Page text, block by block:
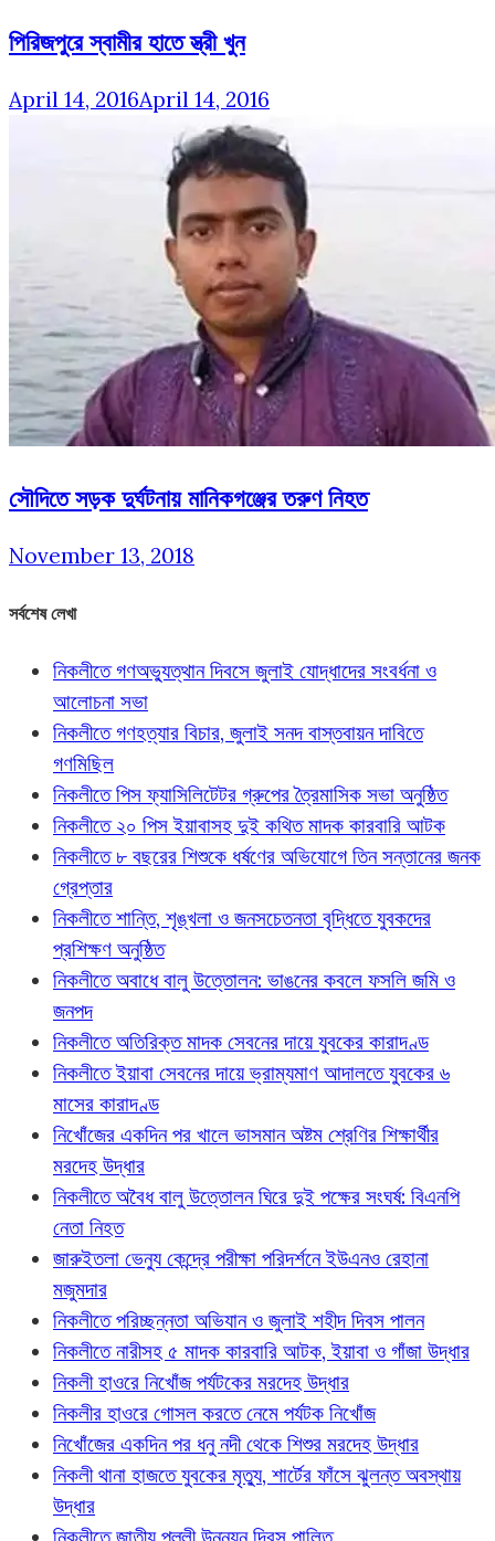
পিরিজপুরে স্বামীর হাতে স্ত্রী খুন
April 14, 2016April 14, 2016
সৌদিতে সড়ক দুর্ঘটনায় মানিকগঞ্জের তরুণ নিহত
November 13, 2018
সর্বশেষ লেখা
নিকলীতে গণঅভ্যুত্থান দিবসে জুলাই যোদ্ধাদের সংবর্ধনা ও
আলোচনা সভা
নিকলীতে গণহত্যার বিচার, জুলাই সনদ বাস্তবায়ন দাবিতে
গণমিছিল
নিকলীতে পিস ফ্যাসিলিটেটর গ্রুপের ত্রৈমাসিক সভা অনুষ্ঠিত
নিকলীতে ২০ পিস ইয়াবাসহ দুই কথিত মাদক কারবারি আটক
নিকলীতে ৮ বছরের শিশুকে ধর্ষণের অভিযোগে তিন সন্তানের জনক
গ্রেপ্তার
নিকলীতে শান্তি, শৃঙ্খলা ও জনসচেতনতা বৃদ্ধিতে যুবকদের
প্রশিক্ষণ অনুষ্ঠিত
নিকলীতে অবাধে বালু উত্তোলন: ভাঙনের কবলে ফসলি জমি ও
জনপদ
নিকলীতে অতিরিক্ত মাদক সেবনের দায়ে যুবকের কারাদণ্ড
নিকলীতে ইয়াবা সেবনের দায়ে ভ্রাম্যমাণ আদালতে যুবকের ৬
মাসের কারাদণ্ড
নিখোঁজের একদিন পর খালে ভাসমান অষ্টম শ্রেণির শিক্ষার্থীর
মরদেহ উদ্ধার
নিকলীতে অবৈধ বালু উত্তোলন ঘিরে দুই পক্ষের সংঘর্ষ: বিএনপি
নেতা নিহত
জারুইতলা ভেন্যু কেন্দ্রে পরীক্ষা পরিদর্শনে ইউএনও রেহানা
মজুমদার
নিকলীতে পরিচ্ছন্নতা অভিযান ও জুলাই শহীদ দিবস পালন
নিকলীতে নারীসহ ৫ মাদক কারবারি আটক, ইয়াবা ও গাঁজা উদ্ধার
নিকলী হাওরে নিখোঁজ পর্যটকের মরদেহ উদ্ধার
নিকলীর হাওরে গোসল করতে নেমে পর্যটক নিখোঁজ
নিখোঁজের একদিন পর ধনু নদী থেকে শিশুর মরদেহ উদ্ধার
নিকলী থানা হাজতে যুবকের মৃত্যু, শার্টের ফাঁসে ঝুলন্ত অবস্থায়
উদ্ধার